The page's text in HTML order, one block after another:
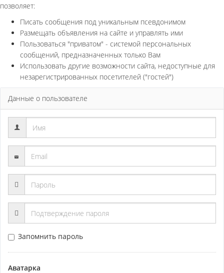
позволяет:
Писать сообщения под уникальным псевдонимом
Размещать объявления на сайте и управлять ими
Пользоваться "приватом" - системой персональных
сообщений, предназначенных только Вам
Использовать другие возможности сайта, недоступные для
незарегистрированных посетителей ("гостей")
Данные о пользователе
Запомнить пароль
Аватарка